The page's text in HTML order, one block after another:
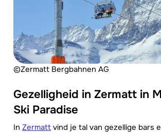
©Zermatt Bergbahnen AG
Gezelligheid in Zermatt in
Ski Paradise
In Zermatt vind je tal van gezellige bars